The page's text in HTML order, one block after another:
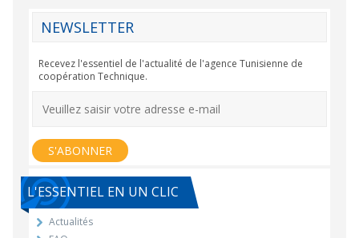
NEWSLETTER
Recevez l'essentiel de l'actualité de l'agence Tunisienne de
coopération Technique.
L'ESSENTIEL EN UN CLIC
Actualités